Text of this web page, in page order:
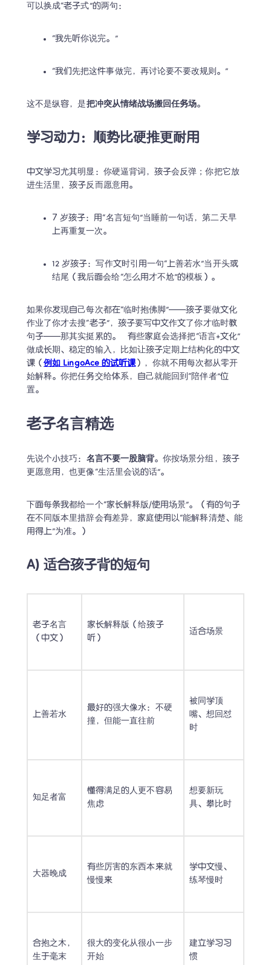
可以换成“老子式”的两句：
“我先听你说完。”
“我们先把这件事做完，再讨论要不要改规则。”
这不是纵容，是把冲突从情绪战场搬回任务场。
学习动力：顺势比硬推更耐用
中文学习尤其明显：你硬逼背词，孩子会反弹；你把它放
进生活里，孩子反而愿意用。
7 岁孩子：用“名言短句”当睡前一句话，第二天早
上再重复一次。
12 岁孩子：写作文时引用一句“上善若水”当开头或
结尾（我后面会给“怎么用才不尬”的模板）。
如果你发现自己每次都在“临时抱佛脚”——孩子要做文化
作业了你才去搜“老子”，孩子要写中文作文了你才临时教
句子——那其实挺累的。   有些家庭会选择把“语言+文化”
做成长期、稳定的输入，比如让孩子定期上结构化的中文
课（例如 LingoAce 的试听课），你就不用每次都从零开
始解释。你把任务交给体系，自己就能回到“陪伴者”位
置。
老子名言精选
先说个小技巧： 名言不要一股脑背。你按场景分组，孩子
更愿意用，也更像“生活里会说的话”。
下面每条我都给一个“家长解释版/使用场景”。（有的句子
在不同版本里措辞会有差异，家庭使用以“能解释清楚、能
用得上”为准。）
A) 适合孩子背的短句
老子名言
（中文）
家长解释版（给孩子
听）
适合场景
上善若水
最好的强大像水：不硬
撞，但能一直往前
被同学顶
嘴、想回怼
时
知足者富
懂得满足的人更不容易
焦虑
想要新玩
具、攀比时
大器晚成
有些厉害的东西本来就
慢慢来
学中文慢、
练琴慢时
合抱之木，
生于毫末
很大的变化从很小一步
开始
建立学习习
惯